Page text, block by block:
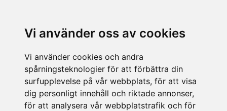
Vi använder oss av cookies
Vi använder cookies och andra
spårningsteknologier för att förbättra din
surfupplevelse på vår webbplats, för att visa
dig personligt innehåll och riktade annonser,
för att analysera vår webbplatstrafik och för